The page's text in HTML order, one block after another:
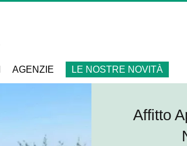
AGENZIE LE NOSTRE NOVITÀ
Affitto